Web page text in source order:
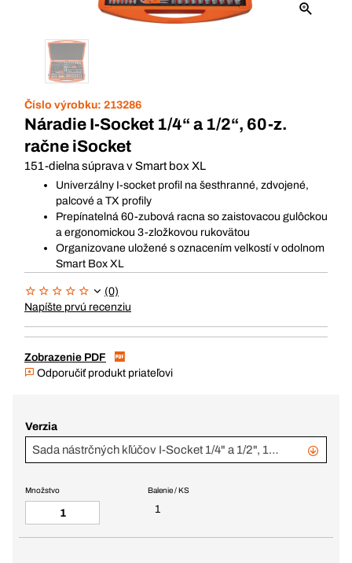
Číslo výrobku: 213286
Náradie I-Socket 1/4“ a 1/2“, 60-z.
račne iSocket
151-dielna súprava v Smart box XL
Univerzálny I-socket profil na šesthranné, zdvojené,
palcové a TX profily
Prepínatelná 60-zubová racna so zaistovacou gulôckou
a ergonomickou 3-zložkovou rukovätou
Organizovane uložené s oznacením velkostí v odolnom
Smart Box XL
(0)
Napíšte prvú recenziu
Zobrazenie PDF
Odporučiť produkt priateľovi
Verzia
Sada nástrčných kľúčov I-Socket 1/4" a 1/2", 151-dielna, s račňami
Balenie / KS
1
Množstvo